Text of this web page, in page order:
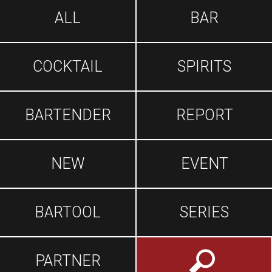
ALL BAR
COCKTAIL SPIRITS
BARTENDER REPORT
NEW EVENT
BARTOOL SERIES
PARTNER